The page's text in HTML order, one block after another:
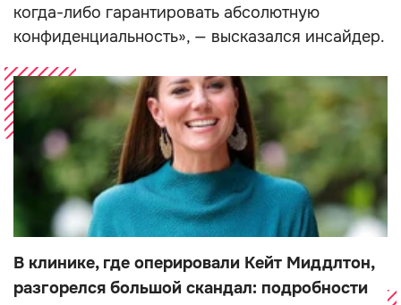
когда-либо гарантировать абсолютную
конфиденциальность», — высказался инсайдер.
В клинике, где оперировали Кейт Миддлтон,
разгорелся большой скандал: подробности